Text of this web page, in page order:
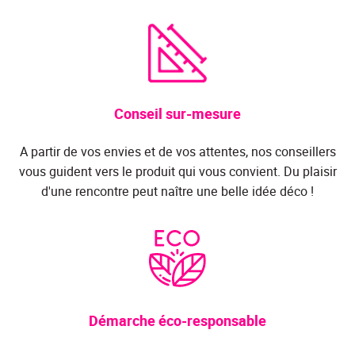
Conseil sur-mesure
A partir de vos envies et de vos attentes, nos conseillers
vous guident vers le produit qui vous convient. Du plaisir
d'une rencontre peut naître une belle idée déco !
Démarche éco-responsable